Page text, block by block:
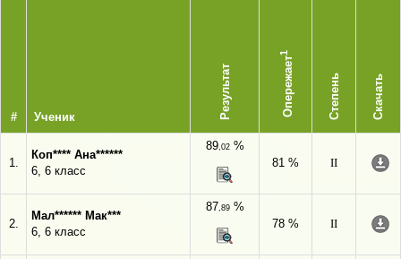
# Ученик Результат Опережает
1
Степень Скачать
1.
Коп**** Ана******
6, 6 класс
89,02%
81 %
II
2.
Мал****** Мак***
6, 6 класс
87,89%
78 %
II